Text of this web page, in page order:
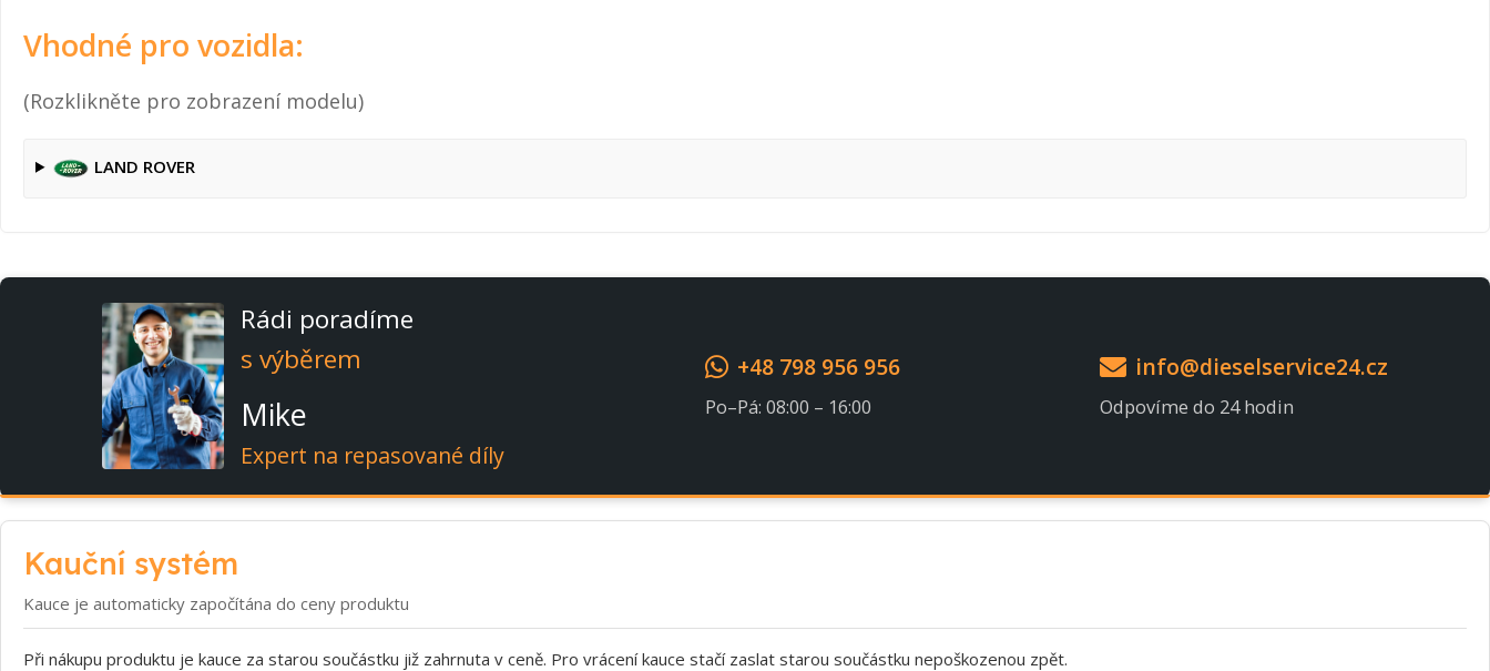
Vhodné pro vozidla:
(Rozklikněte pro zobrazení modelu)
LAND ROVER
Rádi poradíme
s výběrem
Mike
Expert na repasované díly
+48 798 956 956
Po–Pá: 08:00 – 16:00
info@dieselservice24.cz
Odpovíme do 24 hodin
Kauční systém
Kauce je automaticky započítána do ceny produktu
Při nákupu produktu je kauce za starou součástku již zahrnuta v ceně. Pro vrácení kauce stačí zaslat starou součástku nepoškozenou zpět.